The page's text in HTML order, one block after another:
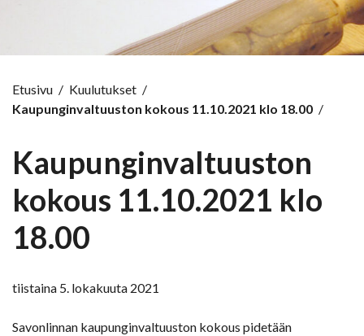
Etusivu / Kuulutukset /
Kaupunginvaltuuston kokous 11.10.2021 klo 18.00 /
Kaupunginvaltuuston
kokous 11.10.2021 klo
18.00
tiistaina 5. lokakuuta 2021
Savonlinnan kaupunginvaltuuston kokous pidetään